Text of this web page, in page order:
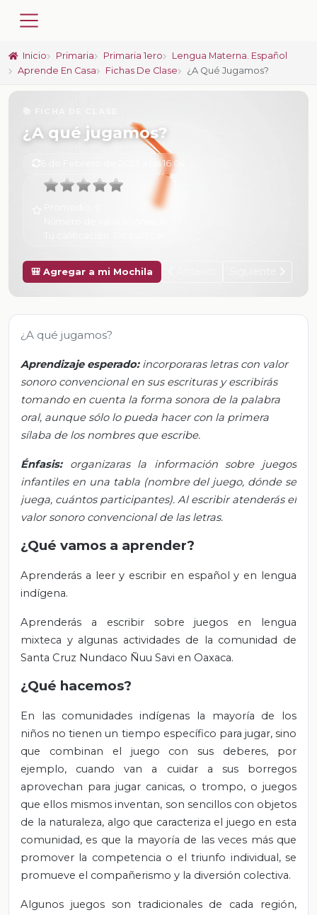
Inicio Primaria Primaria 1ero
Lengua Materna. Español
Aprende En Casa
Fichas De Clase ¿A Qué Jugamos?
¿A qué jugamos?
6 de Febrero de 2025 a las 16:04
🎒 Agregar a mi Mochila
¿A qué jugamos?
Aprendizaje esperado: incorporaras letras con valor
sonoro convencional en sus escrituras y escribirás
tomando en cuenta la forma sonora de la palabra
oral, aunque sólo lo pueda hacer con la primera
sílaba de los nombres que escribe.
Énfasis: organizaras la información sobre juegos
infantiles en una tabla (nombre del juego, dónde se
juega, cuántos participantes). Al escribir atenderás el
valor sonoro convencional de las letras.
¿Qué vamos a aprender?
Aprenderás a leer y escribir en español y en lengua
indígena.
Aprenderás a escribir sobre juegos en lengua
mixteca y algunas actividades de la comunidad de
Santa Cruz Nundaco Ñuu Savi en Oaxaca.
¿Qué hacemos?
En las comunidades indígenas la mayoría de los
niños no tienen un tiempo específico para jugar, sino
que combinan el juego con sus deberes, por
ejemplo, cuando van a cuidar a sus borregos
aprovechan para jugar canicas, o trompo, o juegos
que ellos mismos inventan, son sencillos con objetos
de la naturaleza, algo que caracteriza el juego en esta
comunidad, es que la mayoría de las veces más que
promover la competencia o el triunfo individual, se
promueve el compañerismo y la diversión colectiva.
Algunos juegos son tradicionales de cada región,